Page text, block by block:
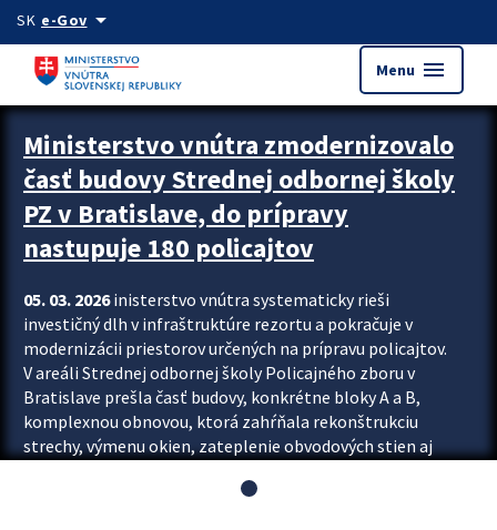
Preskocit na hlavný obsah
SK e-Govarrow_drop_down
Menu menu
Ministerstvo vnútra zmodernizovalo
časť budovy Strednej odbornej školy
PZ v Bratislave, do prípravy
nastupuje 180 policajtov
05. 03. 2026inisterstvo vnútra systematicky rieši
investičný dlh v infraštruktúre rezortu a pokračuje v
modernizácii priestorov určených na prípravu policajtov.
V areáli Strednej odbornej školy Policajného zboru v
Bratislave prešla časť budovy, konkrétne bloky A a B,
komplexnou obnovou, ktorá zahŕňala rekonštrukciu
strechy, výmenu okien, zateplenie obvodových stien aj
aj interiéru, kde vznikli nové učebne a moderné